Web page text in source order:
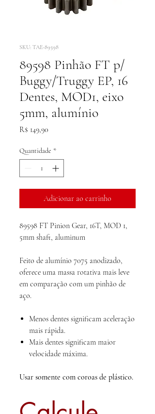
SKU: TAE-89598
89598 Pinhão FT p/
Buggy/Truggy EP, 16
Dentes, MOD1, eixo
5mm, alumínio
R$ 149,90
Quantidade *
Adicionar ao carrinho
89598 FT Pinion Gear, 16T, MOD 1,
5mm shaft, aluminum
Feito de alumínio 7075 anodizado,
oferece uma massa rotativa mais leve
em comparação com um pinhão de
aço.
Menos dentes significam aceleração
mais rápida.
Mais dentes significam maior
velocidade máxima.
Usar somente com coroas de plástico.